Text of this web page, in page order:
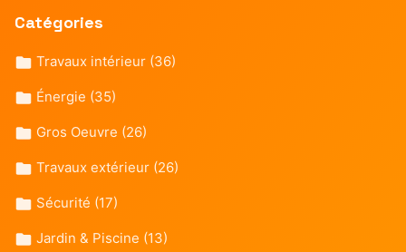
Catégories
Travaux intérieur (36)
Énergie (35)
Gros Oeuvre (26)
Travaux extérieur (26)
Sécurité (17)
Jardin & Piscine (13)